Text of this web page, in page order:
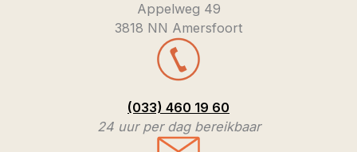
Appelweg 49
3818 NN Amersfoort
(033) 460 19 60
24 uur per dag bereikbaar